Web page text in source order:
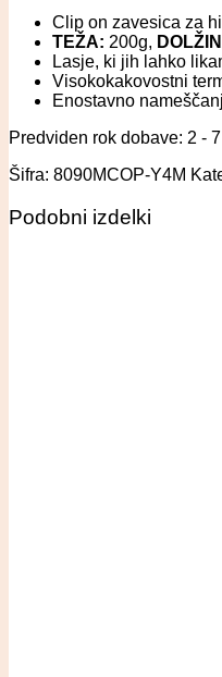
Clip on zavesica za
TEŽA: 200g,
Lasje, ki jih lahko
Visokokakovostni
Enostavno
Predviden rok dobave: 2 -
Šifra: 8090MCOP-Y4M
Podobni izdelki